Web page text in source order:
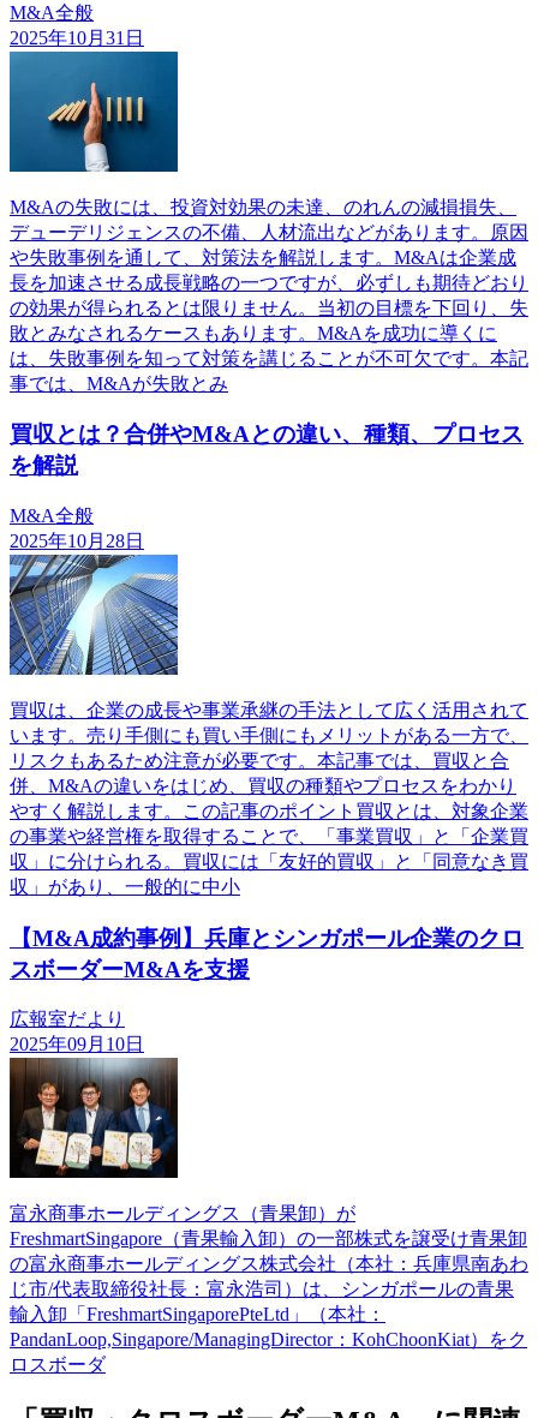
M&A全般
2025年10月31日
M&Aの失敗には、投資対効果の未達、のれんの減損損失、
デューデリジェンスの不備、人材流出などがあります。原因
や失敗事例を通して、対策法を解説します。M&Aは企業成
長を加速させる成長戦略の一つですが、必ずしも期待どおり
の効果が得られるとは限りません。当初の目標を下回り、失
敗とみなされるケースもあります。M&Aを成功に導くに
は、失敗事例を知って対策を講じることが不可欠です。本記
事では、M&Aが失敗とみ
買収とは？合併やM&Aとの違い、種類、プロセス
を解説
M&A全般
2025年10月28日
買収は、企業の成長や事業承継の手法として広く活用されて
います。売り手側にも買い手側にもメリットがある一方で、
リスクもあるため注意が必要です。本記事では、買収と合
併、M&Aの違いをはじめ、買収の種類やプロセスをわかり
やすく解説します。この記事のポイント買収とは、対象企業
の事業や経営権を取得することで、「事業買収」と「企業買
収」に分けられる。買収には「友好的買収」と「同意なき買
収」があり、一般的に中小
【M&A成約事例】兵庫とシンガポール企業のクロ
スボーダーM&Aを支援
広報室だより
2025年09月10日
富永商事ホールディングス（青果卸）が
FreshmartSingapore（青果輸入卸）の一部株式を譲受け青果卸
の富永商事ホールディングス株式会社（本社：兵庫県南あわ
じ市/代表取締役社長：富永浩司）は、シンガポールの青果
輸入卸「FreshmartSingaporePteLtd」（本社：
PandanLoop,Singapore/ManagingDirector：KohChoonKiat）をク
ロスボーダ